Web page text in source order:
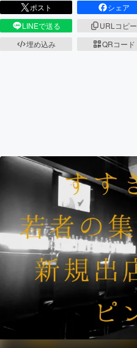
ポスト
シェア
LINEで送る
URLコピー
埋め込み
QRコード